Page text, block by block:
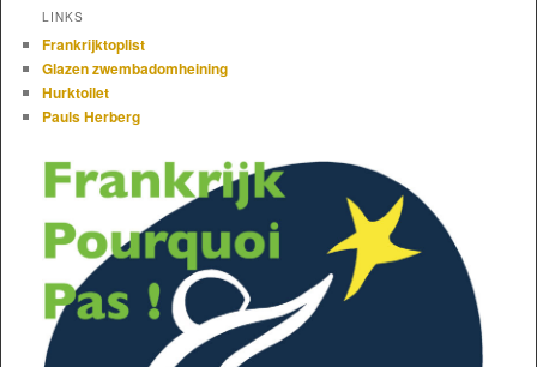
LINKS
Frankrijktoplist
Glazen zwembadomheining
Hurktoilet
Pauls Herberg